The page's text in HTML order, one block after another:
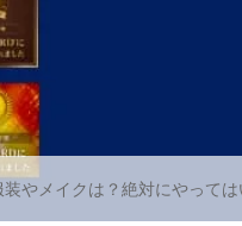
やメイクは？絶対にやっては